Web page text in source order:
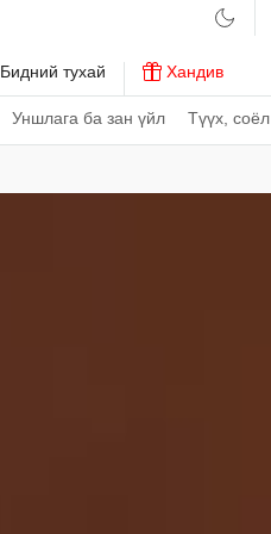
Уншлага ба зан үйл Түүх, соёл
Бидний тухай Хандив